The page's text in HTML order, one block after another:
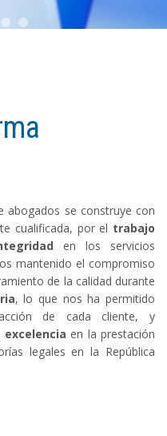
abogados se construye con
cualificada, por el trabajo
en los servicios
mantenido el compromiso
de la calidad durante
, lo que nos ha permitido
de cada cliente, y
en la prestación
legales en la República